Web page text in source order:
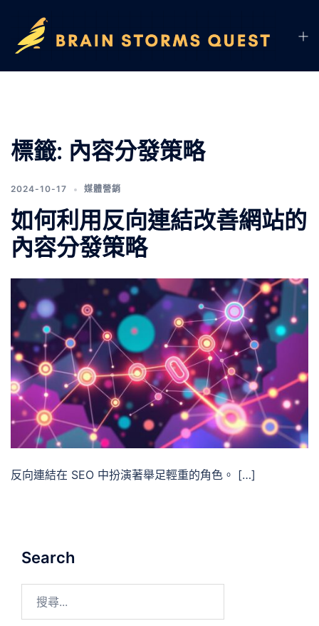
標籤: 內容分發策略
2024-10-17 媒體營銷
如何利用反向連結改善網站的
內容分發策略
反向連結在 SEO 中扮演著舉足輕重的角色。 […]
Search